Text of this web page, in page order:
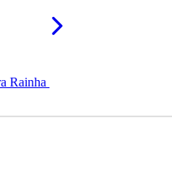
Rainha